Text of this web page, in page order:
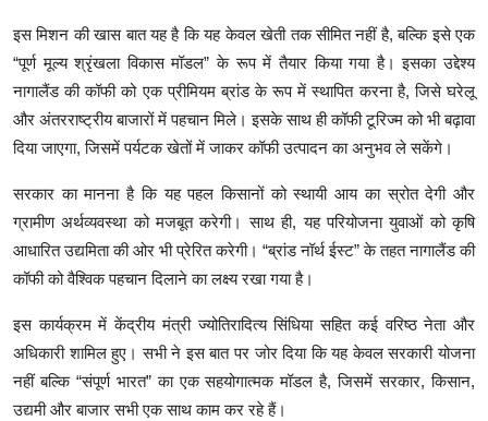
इस मिशन की खास बात यह है कि यह केवल खेती तक सीमित नहीं है, बल्कि इसे एक
“पूर्ण मूल्य श्रृंखला विकास मॉडल” के रूप में तैयार किया गया है। इसका उद्देश्य
नागालैंड की कॉफी को एक प्रीमियम ब्रांड के रूप में स्थापित करना है, जिसे घरेलू
और अंतरराष्ट्रीय बाजारों में पहचान मिले। इसके साथ ही कॉफी टूरिज्म को भी बढ़ावा
दिया जाएगा, जिसमें पर्यटक खेतों में जाकर कॉफी उत्पादन का अनुभव ले सकेंगे।
सरकार का मानना है कि यह पहल किसानों को स्थायी आय का स्रोत देगी और
ग्रामीण अर्थव्यवस्था को मजबूत करेगी। साथ ही, यह परियोजना युवाओं को कृषि
आधारित उद्यमिता की ओर भी प्रेरित करेगी। “ब्रांड नॉर्थ ईस्ट” के तहत नागालैंड की
कॉफी को वैश्विक पहचान दिलाने का लक्ष्य रखा गया है।
इस कार्यक्रम में केंद्रीय मंत्री ज्योतिरादित्य सिंधिया सहित कई वरिष्ठ नेता और
अधिकारी शामिल हुए। सभी ने इस बात पर जोर दिया कि यह केवल सरकारी योजना
नहीं बल्कि “संपूर्ण भारत” का एक सहयोगात्मक मॉडल है, जिसमें सरकार, किसान,
उद्यमी और बाजार सभी एक साथ काम कर रहे हैं।